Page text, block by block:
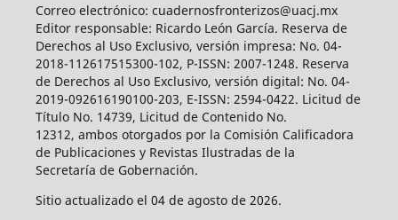
Correo electrónico: cuadernosfronterizos@uacj.mx
Editor responsable: Ricardo León García. Reserva de
Derechos al Uso Exclusivo, versión impresa: No. 04-
2018-112617515300-102, P-ISSN: 2007-1248. Reserva
de Derechos al Uso Exclusivo, versión digital: No. 04-
2019-092616190100-203, E-ISSN: 2594-0422. Licitud de
Título No. 14739, Licitud de Contenido No.
12312, ambos otorgados por la Comisión Calificadora
de Publicaciones y Revistas Ilustradas de la
Secretaría de Gobernación.
Sitio actualizado el 04 de agosto de 2026.